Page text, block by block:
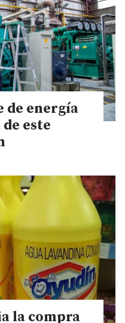
de energía
este
la compra